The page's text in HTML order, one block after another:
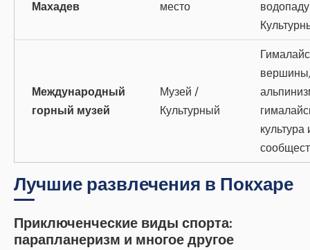
Махадев место
Международный
горный музей
Музей /
Культурный
культура
Лучшие развлечения в Покхаре
Приключенческие виды спорта:
парапланеризм и многое другое